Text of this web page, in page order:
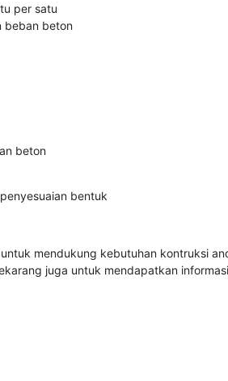
per satu
beban beton
beton
bentuk
mendukung kebutuhan kontruksi
juga untuk mendapatkan